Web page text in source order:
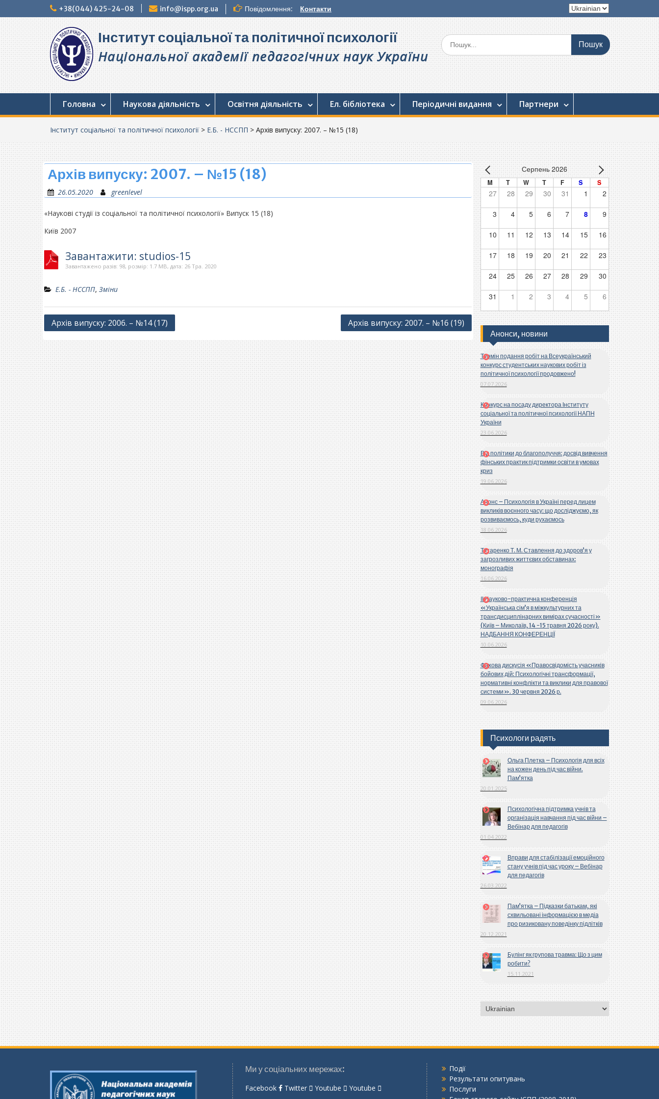
до
+38(044) 425-24-08 info@ispp.org.ua Повідомлення: Контакти
Вибрати
мову
Інститут соціальної та політичної психології
Національної академії педагогічних наук України
Шукати:
Головна Наукова діяльність Освітня діяльність Ел. бібліотека Періодичні видання Партнери
Інститут соціальної та політичної психології > Е.Б. - НССПП > Архів випуску: 2007. – №15 (18)
Архів випуску: 2007. – №15 (18)
26.05.2020 greenlevel
«Наукові студії із соціальної та політичної психології» Випуск 15 (18)
Київ 2007
Завантажити: studios-15
Завантажено разів: 98, розмір: 1.7 MB, дата: 26 Тра. 2020
Е.Б. - НССПП, Зміни
Навігація
Архів випуску: 2006. – №14 (17) Архів випуску: 2007. – №16 (19)
Серпень 2026
M T W T F S S
27 28 29 30 31 1 2
3 4 5 6 7 8 9
10 11 12 13 14 15 16
17 18 19 20 21 22 23
24 25 26 27 28 29 30
31 1 2 3 4 5 6
Анонси, новини
Термін подання робіт на Всеукраїнський
конкурс студентських наукових робіт із
політичної психології продовжено!
07.07.2026
Конкурс на посаду директора Інституту
соціальної та політичної психології НАПН
України
23.06.2026
Від політики до благополуччя: досвід вивчення
фінських практик підтримки освіти в умовах
криз
19.06.2026
Анонс – Психологія в Україні перед лицем
викликів воєнного часу: що досліджуємо, як
розвиваємось, куди рухаємось
18.06.2026
Титаренко Т. М. Ставлення до здоров’я у
загрозливих життєвих обставинах:
монографія
16.06.2026
ІІ Науково-практична конференція
«Українська сім’я в міжкультурних та
трансдисциплінарних вимірах сучасності»
(Київ – Миколаїв, 14 -15 травня 2026 року).
НАДБАННЯ КОНФЕРЕНЦІЇ
10.06.2026
Фахова дискусія «Правосвідомість учасників
бойових дій: Психологічні трансформації,
нормативні конфлікти та виклики для правової
системи». 30 червня 2026 р.
09.06.2026
Психологи радять
Ольга Плетка – Психологія для всіх
на кожен день під час війни.
Пам’ятка
20.01.2025
Психологічна підтримка учнів та
організація навчання під час війни –
Вебінар для педагогів
01.04.2022
Вправи для стабілізації емоційного
стану учнів під час уроку – Вебінар
для педагогів
26.03.2022
Пам’ятка – Підказки батькам, які
схвильовані інформацією в медіа
про ризиковану поведінку підлітків
20.12.2021
Булінг як групова травма: Що з цим
робити?
15.11.2021
Вибрати
мову
Ми у соціальних мережах:
Facebook Twitter Youtube Youtube
Події
Результати опитувань
Послуги